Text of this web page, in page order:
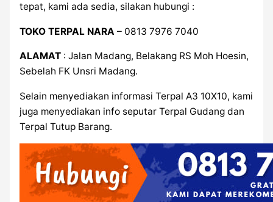
tepat, kami ada sedia, silakan hubungi :
TOKO TERPAL NARA – 0813 7976 7040
ALAMAT: Jalan Madang, Belakang RS Moh Hoesin,
Sebelah FK Unsri Madang.
Selain menyediakan informasi Terpal A3 10X10, kami
juga menyediakan info seputar Terpal Gudang dan
Terpal Tutup Barang.